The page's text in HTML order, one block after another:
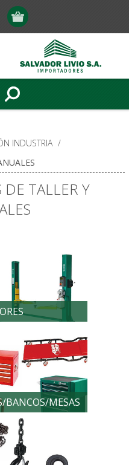
INDUSTRIA /
DE TALLER Y
BANCOS/MESAS